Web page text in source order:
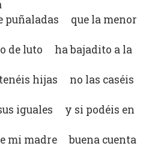
puñaladas que la menor
de luto ha bajadito a la
hijas no las caséis
iguales y si podéis en
mi madre buena cuenta